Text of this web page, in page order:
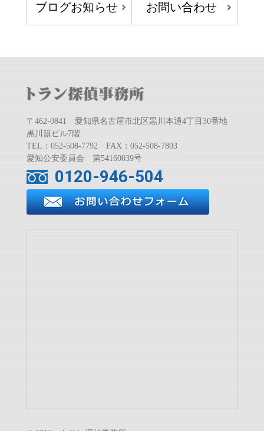
ブログお知らせ お問い合わせ
〒462-0841 愛知県名古屋市北区黒川本通4丁目30番地
黒川簱ビル7階
TEL：052-508-7792 FAX：052-508-7803
愛知公安委員会 第54160039号
0120-946-504